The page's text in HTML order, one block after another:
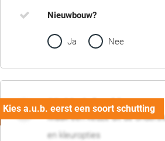
Nieuwbouw?
Ja Nee
02. Motief en kleur
Maak een keuze uit de
en kleuropties